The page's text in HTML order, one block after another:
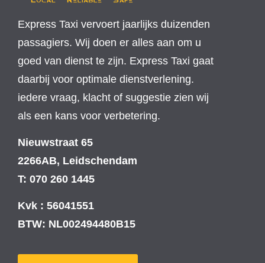
Express Taxi vervoert jaarlijks duizenden
passagiers. Wij doen er alles aan om u
goed van dienst te zijn. Express Taxi gaat
daarbij voor optimale dienstverlening.
iedere vraag, klacht of suggestie zien wij
als een kans voor verbetering.
Nieuwstraat 65
2266AB, Leidschendam
T: 070 260 1445
Kvk : 56041551
BTW: NL002494480B15